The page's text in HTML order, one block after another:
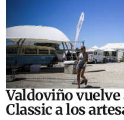
Valdoviño
Classic a los